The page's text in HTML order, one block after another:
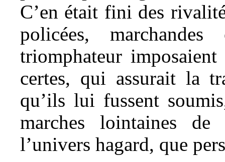
C’en était fini des
policées,
triomphateur
certes, qui assurait la
qu’ils lui fussent
marches lointaines
l’univers hagard, que